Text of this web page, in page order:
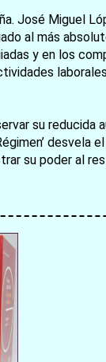
José Miguel
al más
y en los
su reducida
desvela
su poder al